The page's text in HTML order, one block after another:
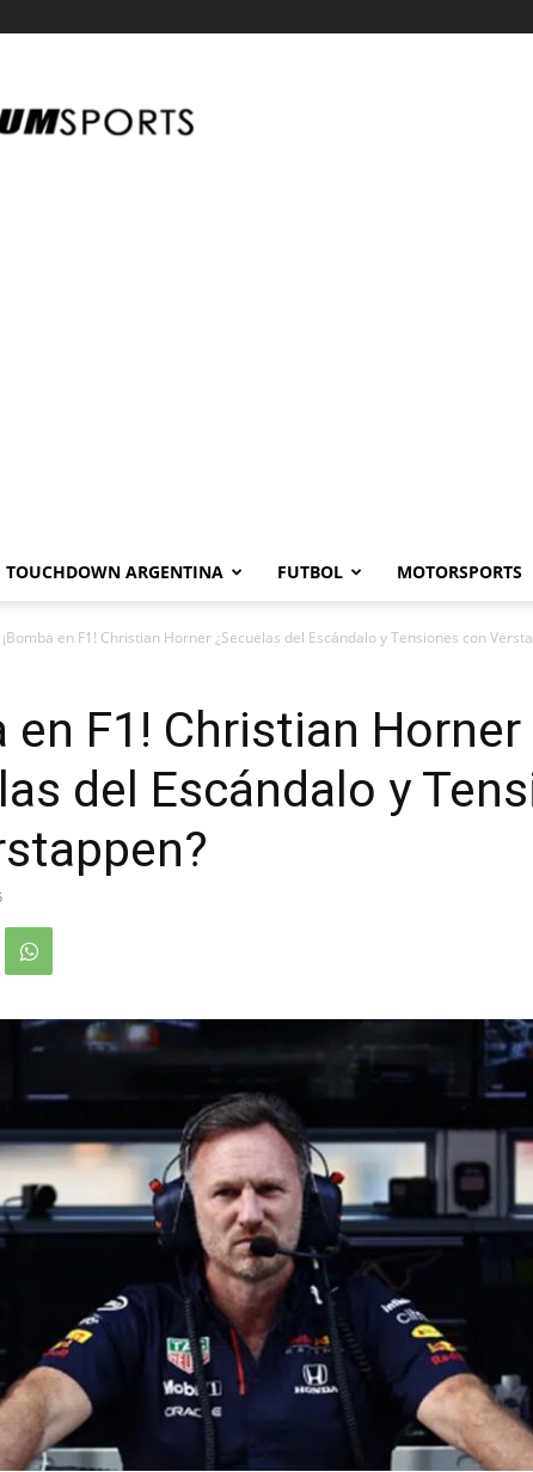
TOUCHDOWN ARGENTINA FUTBOL MOTORSPORTS
¡Bomba en F1! Christian Horner ¿Secuelas del Escándalo y Tensiones con
en F1! Christian Horner
del Escándalo y